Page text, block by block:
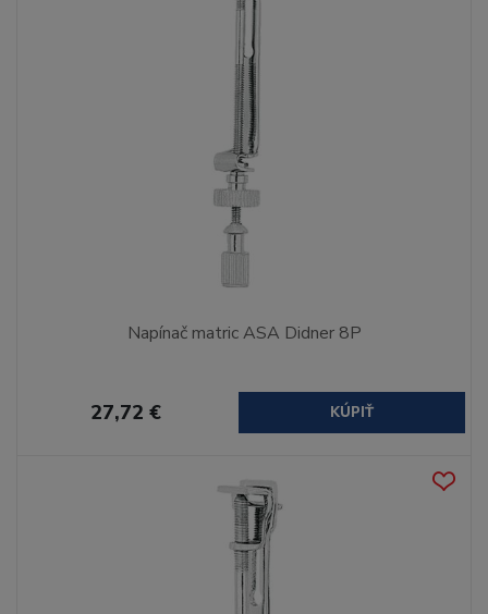
Napínač matric ASA Didner 8P
27,72 € KÚPIŤ